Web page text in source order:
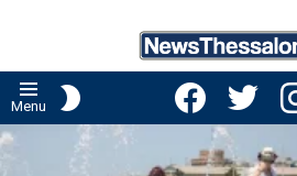
Menu
facebooktwitter
LATEST